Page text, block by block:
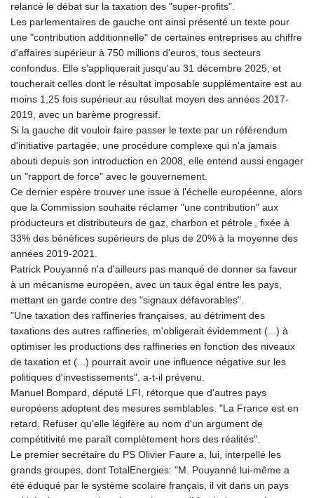
relancé le débat sur la taxation des "super-profits".
Les parlementaires de gauche ont ainsi présenté un texte pour
une "contribution additionnelle" de certaines entreprises au chiffre
d'affaires supérieur à 750 millions d'euros, tous secteurs
confondus. Elle s'appliquerait jusqu'au 31 décembre 2025, et
toucherait celles dont le résultat imposable supplémentaire est au
moins 1,25 fois supérieur au résultat moyen des années 2017-
2019, avec un barème progressif.
Si la gauche dit vouloir faire passer le texte par un référendum
d'initiative partagée, une procédure complexe qui n'a jamais
abouti depuis son introduction en 2008, elle entend aussi engager
un "rapport de force" avec le gouvernement.
Ce dernier espère trouver une issue à l'échelle européenne, alors
que la Commission souhaite réclamer "une contribution" aux
producteurs et distributeurs de gaz, charbon et pétrole , fixée à
33% des bénéfices supérieurs de plus de 20% à la moyenne des
années 2019-2021.
Patrick Pouyanné n'a d'ailleurs pas manqué de donner sa faveur
à un mécanisme européen, avec un taux égal entre les pays,
mettant en garde contre des "signaux défavorables".
"Une taxation des raffineries françaises, au détriment des
taxations des autres raffineries, m'obligerait évidemment (...) à
optimiser les productions des raffineries en fonction des niveaux
de taxation et (...) pourrait avoir une influence négative sur les
politiques d'investissements", a-t-il prévenu.
Manuel Bompard, député LFI, rétorque que d'autres pays
européens adoptent des mesures semblables. "La France est en
retard. Refuser qu'elle légifère au nom d'un argument de
compétitivité me paraît complètement hors des réalités".
Le premier secrétaire du PS Olivier Faure a, lui, interpellé les
grands groupes, dont TotalEnergies: "M. Pouyanné lui-même a
été éduqué par le système scolaire français, il vit dans un pays